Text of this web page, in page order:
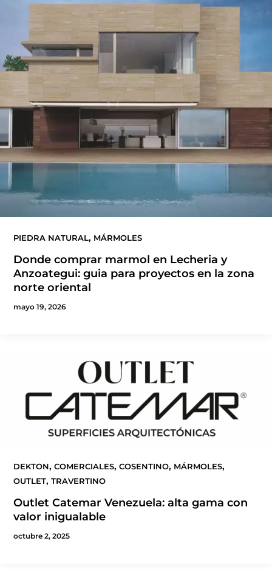
PIEDRA NATURAL, MÁRMOLES
Donde comprar marmol en Lecheria y
Anzoategui: guia para proyectos en la zona
norte oriental
mayo 19, 2026
DEKTON, COMERCIALES, COSENTINO, MÁRMOLES,
OUTLET, TRAVERTINO
Outlet Catemar Venezuela: alta gama con
valor inigualable
octubre 2, 2025